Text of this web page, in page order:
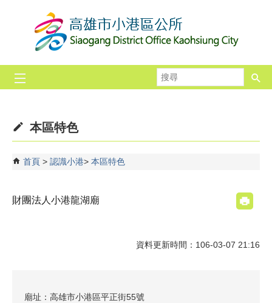
跳到主要內容區塊
尋
本區特色
首頁 認識小港 本區特色
財團法人小港龍湖廟
資料更新時間：106-03-07 21:16
廟址：高雄市小港區平正街55號